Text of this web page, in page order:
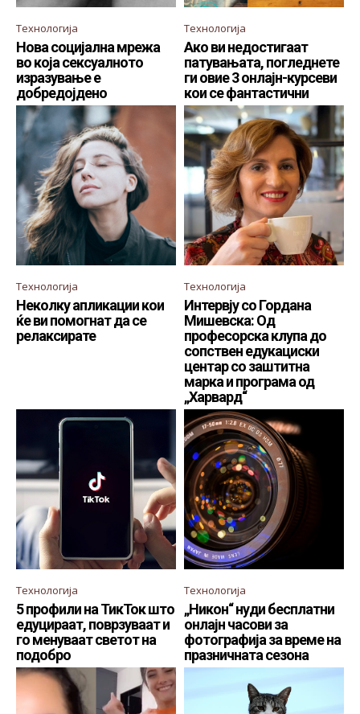
Технологија
Нова социјална мрежа
во која сексуалното
изразување е
добредојдено
Технологија
Ако ви недостигаат
патувањата, погледнете
ги овие 3 онлајн-курсеви
кои се фантастични
Технологија
Неколку апликации кои
ќе ви помогнат да се
релаксирате
Технологија
Интервју со Гордана
Мишевска: Од
професорска клупа до
сопствен едукациски
центар со заштитна
марка и програма од
„Харвард“
Технологија
5 профили на ТикТок што
едуцираат, поврзуваат и
го менуваат светот на
подобро
Технологија
„Никон“ нуди бесплатни
онлајн часови за
фотографија за време на
празничната сезона